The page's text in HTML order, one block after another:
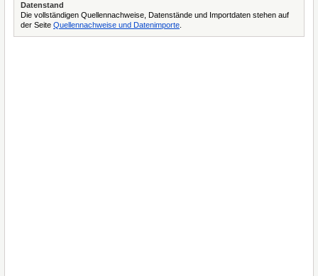
Datenstand
Die vollständigen Quellennachweise, Datenstände und Importdaten stehen auf
der Seite Quellennachweise und Datenimporte